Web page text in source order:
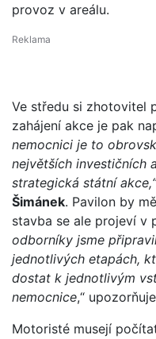
provoz v areálu.
Ve středu si zhotovitel
zahájení akce je pak
nemocnici je to
největších investičních
strategická státní
Šimánek. Pavilon by
stavba se ale projeví v
odborníky jsme
jednotlivých etapách,
dostat k jednotlivým
nemocnice,“
Motoristé musejí